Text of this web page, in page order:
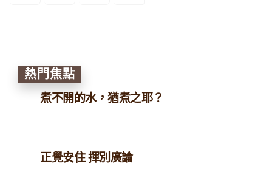
熱門焦點
煮不開的水，猶煮之耶？
正覺安住 揮別廣論